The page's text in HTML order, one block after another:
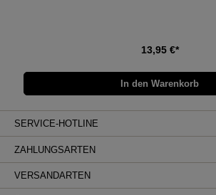
13,95 €*
In den Warenkorb
SERVICE-HOTLINE
ZAHLUNGSARTEN
VERSANDARTEN